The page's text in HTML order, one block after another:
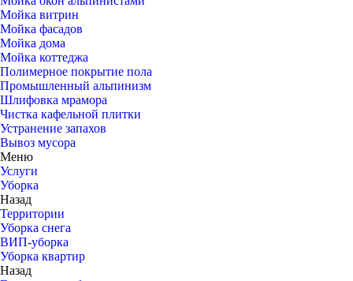
Мойка витрин
Мойка фасадов
Мойка дома
Мойка коттеджа
Полимерное покрытие пола
Промышленный альпинизм
Шлифовка мрамора
Чистка кафельной плитки
Устранение запахов
Вывоз мусора
Меню
Услуги
Уборка
Назад
Территории
Уборка снега
ВИП-уборка
Уборка квартир
Назад